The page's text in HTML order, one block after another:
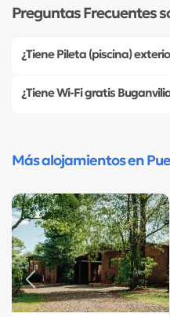
Preguntas Frecuentes
¿Tiene Pileta (piscina)
¿Tiene Wi-Fi gratis
Más alojamientos en